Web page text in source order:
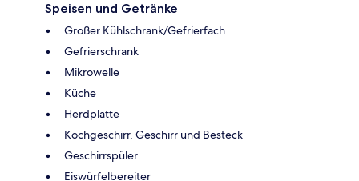
Speisen und Getränke
Großer Kühlschrank/Gefrierfach
Gefrierschrank
Mikrowelle
Küche
Herdplatte
Kochgeschirr, Geschirr und Besteck
Geschirrspüler
Eiswürfelbereiter